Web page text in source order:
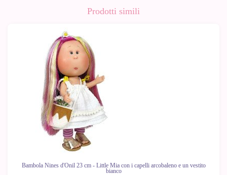
Prodotti simili
Bambola Nines d'Onil 23 cm - Little Mia con i capelli arcobaleno e un vestito
bianco